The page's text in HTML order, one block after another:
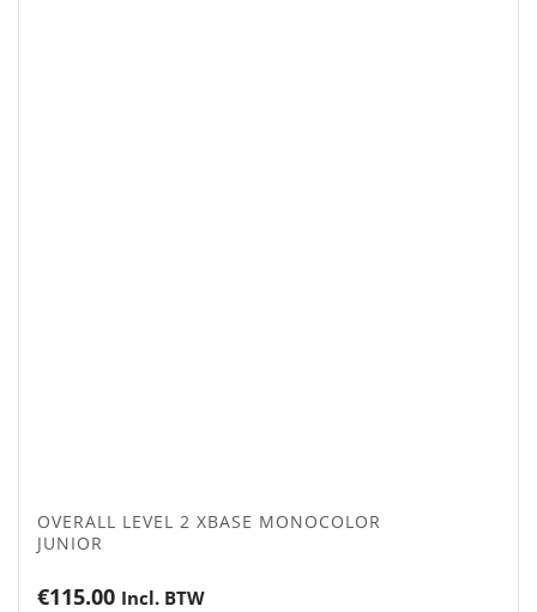
OVERALL LEVEL 2 XBASE MONOCOLOR
JUNIOR
€115.00 Incl. BTW